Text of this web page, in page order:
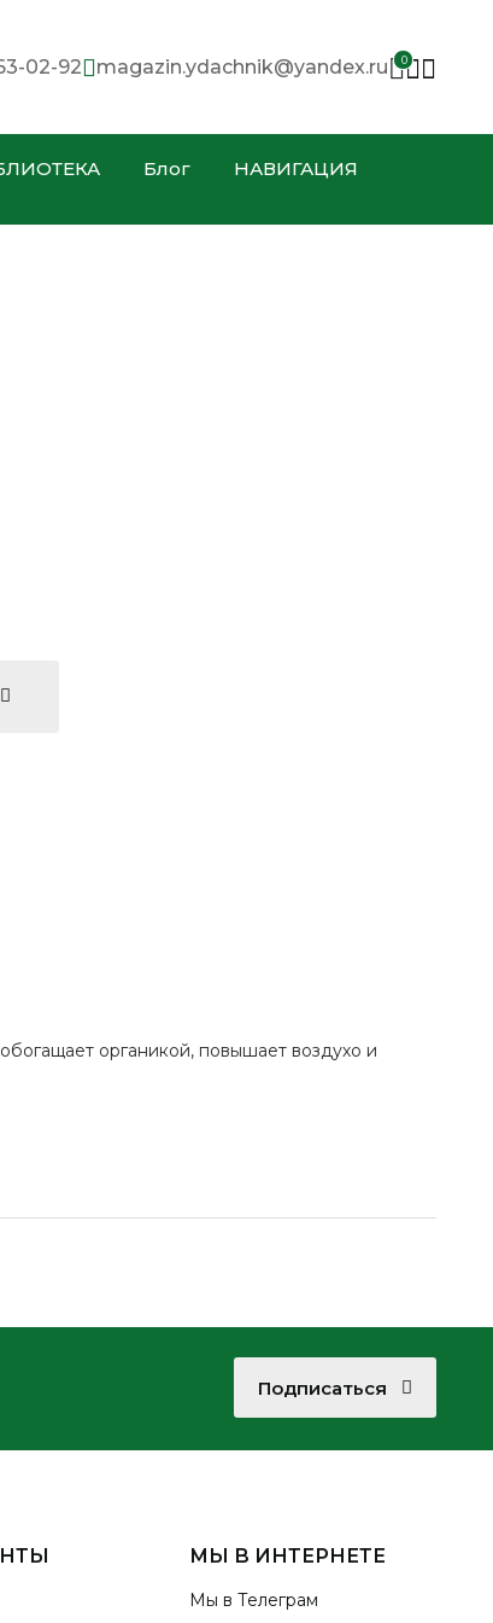
02-92 magazin.ydachnik@yandex.ru 0
Блог
НАВИГАЦИЯ
органикой, повышает воздухо и
Подписаться
МЫ В ИНТЕРНЕТЕ
Мы в Телеграм